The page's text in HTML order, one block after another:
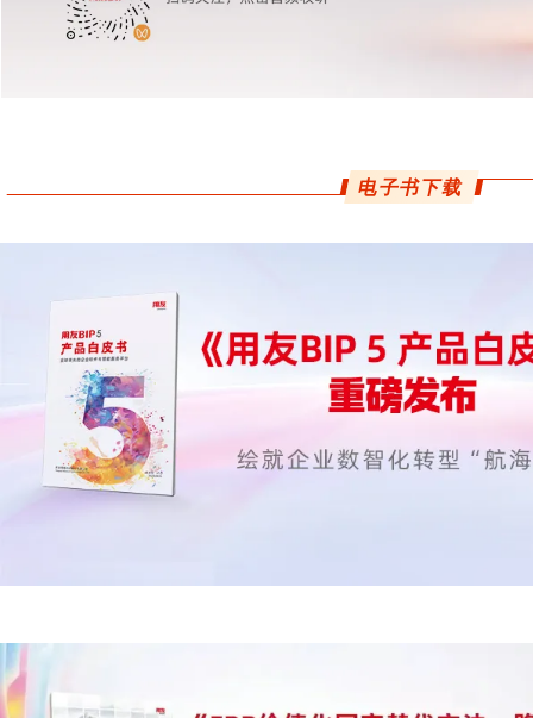
电子书下载